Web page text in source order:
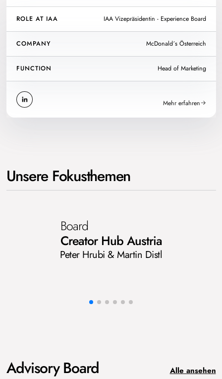
ROLE AT IAA IAA Vizepräsidentin - Experience Board
COMPANY McDonald´s Österreich
FUNCTION Head of Marketing
Mehr erfahren
Unsere Fokusthemen
Board
Creator Hub Austria
Peter Hrubi & Martin Distl
Advisory Board Alle ansehen